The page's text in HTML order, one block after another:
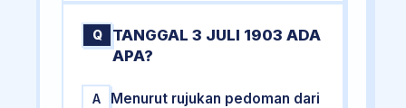
Q
TANGGAL 3 JULI 1903 ADA
APA?
A
Menurut rujukan pedoman dari